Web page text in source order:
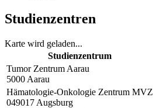
Studienzentren
Karte wird geladen...
Studienzentrum
Tumor Zentrum Aarau
5000 Aarau
Hämatologie-Onkologie Zentrum MVZ
049017 Augsburg